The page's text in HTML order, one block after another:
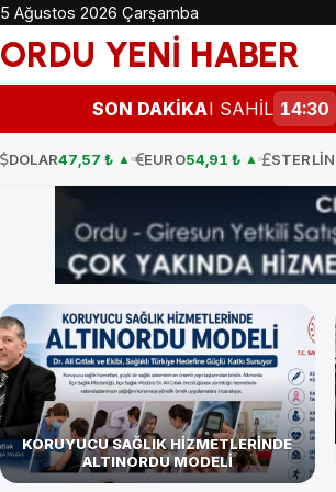
5 Ağustos 2026 Çarşamba
ORDU YENİ HABER
SON DAKİKA
ROTASI SAHİL 14:30 15 TEMMUZ
DOLAR47,57 ₺ ▲ EURO54,91 ₺ ▲ STERLİN
KORUYUCU SAĞLIK HİZMETLERİNDE
ALTINORDU MODELİ